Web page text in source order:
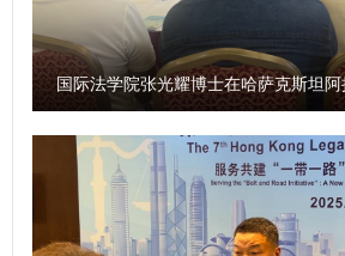
年全国年会在西安召开
https://news.sciencenet.cn/
m 【陕西农村网】中国刑法学研究会
召开https://www.sxncb.com/2025-
11/25/content_11424906.html 【秦
2025年全国年会在西安召开
https://qinwen.sanqin.com/app/
活动最后，全场师生起立齐声高唱《歌
推向高潮。此次巡讲不仅是一堂生动的“
深刻的精神洗礼。同学们纷纷表示，将
爱国情、强国志、报国行融入日常学习
中勇担使命、砥砺前行，用青春笔墨书
篇章，为实现中华民族伟大复兴的中国
量。 党委宣传部、学工部（学生处）相
余名师生代表参加活动。 （供稿：党委